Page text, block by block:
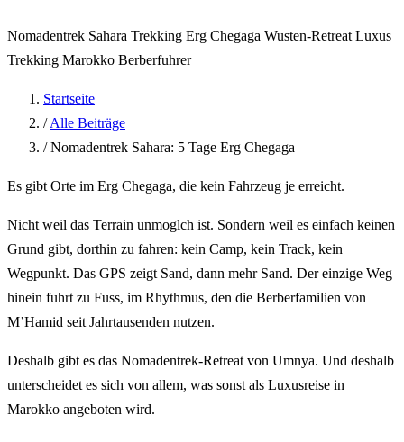
Nomadentrek Sahara Trekking Erg Chegaga Wusten-Retreat Luxus
Trekking Marokko Berberfuhrer
Startseite
/ Alle Beiträge
/ Nomadentrek Sahara: 5 Tage Erg Chegaga
Es gibt Orte im Erg Chegaga, die kein Fahrzeug je erreicht.
Nicht weil das Terrain unmoglch ist. Sondern weil es einfach keinen
Grund gibt, dorthin zu fahren: kein Camp, kein Track, kein
Wegpunkt. Das GPS zeigt Sand, dann mehr Sand. Der einzige Weg
hinein fuhrt zu Fuss, im Rhythmus, den die Berberfamilien von
M’Hamid seit Jahrtausenden nutzen.
Deshalb gibt es das Nomadentrek-Retreat von Umnya. Und deshalb
unterscheidet es sich von allem, was sonst als Luxusreise in
Marokko angeboten wird.